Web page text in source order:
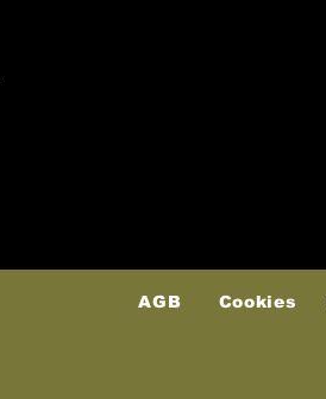
AGB Cookies